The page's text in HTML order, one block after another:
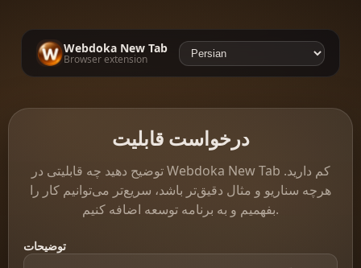
Webdoka New Tab
Browser extension
درخواست قابلیت
توضیح دهید چه قابلیتی در Webdoka New Tab کم دارید.
هرچه سناریو و مثال دقیق‌تر باشد، سریع‌تر می‌توانیم کار را
بفهمیم و به برنامه توسعه اضافه کنیم.
توضیحات